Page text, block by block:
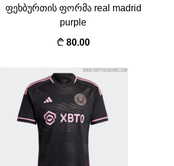
ფეხბურთის ფორმა real madrid
purple
80.00